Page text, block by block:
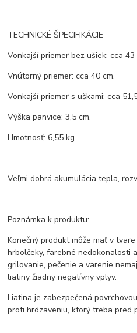
TECHNICKÉ ŠPECIFIKÁCIE
Vonkajší priemer bez ušiek: cca 43
Vnútorný priemer: cca 40 cm.
Vonkajší priemer s uškami: cca
Výška panvice: 3,5 cm.
Hmotnosť: 6,55 kg.
Veľmi dobrá akumulácia tepla,
Poznámka k produktu:
Konečný produkt môže mať v
hrbolčeky, farebné nedokonalosti
grilovanie, pečenie a varenie
liatiny žiadny negatívny vplyv.
Liatina je zabezpečená
proti hrdzaveniu, ktorý treba pred